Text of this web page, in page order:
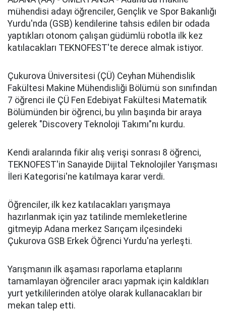
mühendisi adayı öğrenciler, Gençlik ve Spor Bakanlığı
Yurdu'nda (GSB) kendilerine tahsis edilen bir odada
yaptıkları otonom çalışan güdümlü robotla ilk kez
katılacakları TEKNOFEST'te derece almak istiyor.
Çukurova Üniversitesi (ÇÜ) Ceyhan Mühendislik
Fakültesi Makine Mühendisliği Bölümü son sınıfından
7 öğrenci ile ÇÜ Fen Edebiyat Fakültesi Matematik
Bölümünden bir öğrenci, bu yılın başında bir araya
gelerek "Discovery Teknoloji Takımı"nı kurdu.
Kendi aralarında fikir alış verişi sonrası 8 öğrenci,
TEKNOFEST'in Sanayide Dijital Teknolojiler Yarışması
İleri Kategorisi'ne katılmaya karar verdi.
Öğrenciler, ilk kez katılacakları yarışmaya
hazırlanmak için yaz tatilinde memleketlerine
gitmeyip Adana merkez Sarıçam ilçesindeki
Çukurova GSB Erkek Öğrenci Yurdu'na yerleşti.
Yarışmanın ilk aşaması raporlama etaplarını
tamamlayan öğrenciler aracı yapmak için kaldıkları
yurt yetkililerinden atölye olarak kullanacakları bir
mekan talep etti.